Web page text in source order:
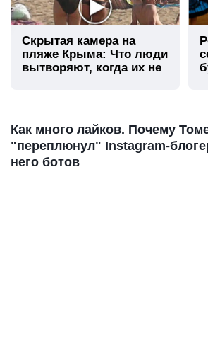
Скрытая камера на
пляже Крыма: Что люди
вытворяют, когда их не
Как много лайков. Почему
"переплюнул" Instagram-
него ботов